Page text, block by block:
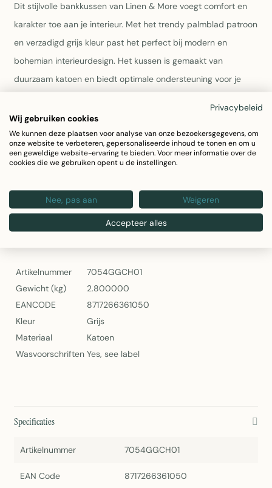
Dit stijlvolle bankkussen van Linen & More voegt comfort en
karakter toe aan je interieur. Met het trendy palmblad patroon
en verzadigd grijs kleur past het perfect bij modern en
bohemian interieurdesign. Het kussen is gemaakt van
duurzaam katoen en biedt optimale ondersteuning voor je
Afmetingen: 120x40x5 cm
Materiaal: 100% katoen
Kleur: Grijs met palmblad print
Gewicht: 2,8 kg
Artikelnummer: 7054GGCH01
Palm Leaf Bankkussen Grijs – Linen & More
Artikelnummer
7054GGCH01
Gewicht (kg)
2.800000
EANCODE
8717266361050
Kleur
Grijs
Materiaal
Katoen
Wasvoorschriften Yes, see label
Specificaties
Artikelnummer 7054GGCH01
EAN Code 8717266361050
Privacybeleid
Wij gebruiken cookies
We kunnen deze plaatsen voor analyse van onze bezoekersgegevens, om
onze website te verbeteren, gepersonaliseerde inhoud te tonen en om u
een geweldige website-ervaring te bieden. Voor meer informatie over de
cookies die we gebruiken opent u de instellingen.
Nee, pas aan Weigeren
Accepteer alles